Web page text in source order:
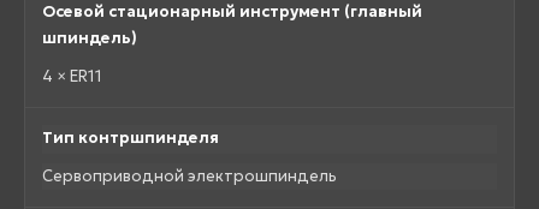
Осевой стационарный инструмент (главный
шпиндель)
4 × ER11
Тип контршпинделя
Сервоприводной электрошпиндель